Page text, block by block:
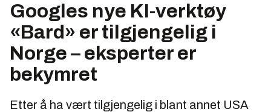
Googles nye KI-verktøy
«Bard» er tilgjengelig i
Norge – eksperter er
bekymret
Etter å ha vært tilgjengelig i blant annet USA